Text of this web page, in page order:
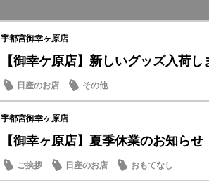
宇都宮御幸ヶ原店
【御幸ケ原店】新しいグッズ入荷し
日産のお店 その他
宇都宮御幸ヶ原店
【御幸ヶ原店】夏季休業のお知らせ
ご挨拶 日産のお店 おもてなし